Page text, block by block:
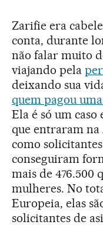
Zarifie era
conta, durante
não falar muito
viajando pela
deixando sua
quem pagou
Ela é só um
que entraram na
como
conseguiram
mais de 476.500
mulheres. No
Europeia, elas
solicitantes de